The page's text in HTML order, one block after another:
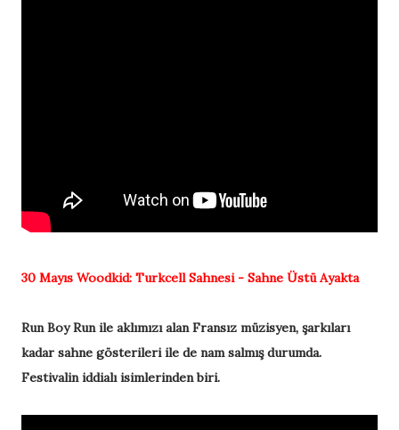
30 Mayıs Woodkid: Turkcell Sahnesi - Sahne Üstü Ayakta
Run Boy Run ile aklımızı alan Fransız müzisyen, şarkıları
kadar sahne gösterileri ile de nam salmış durumda.
Festivalin iddialı isimlerinden biri.